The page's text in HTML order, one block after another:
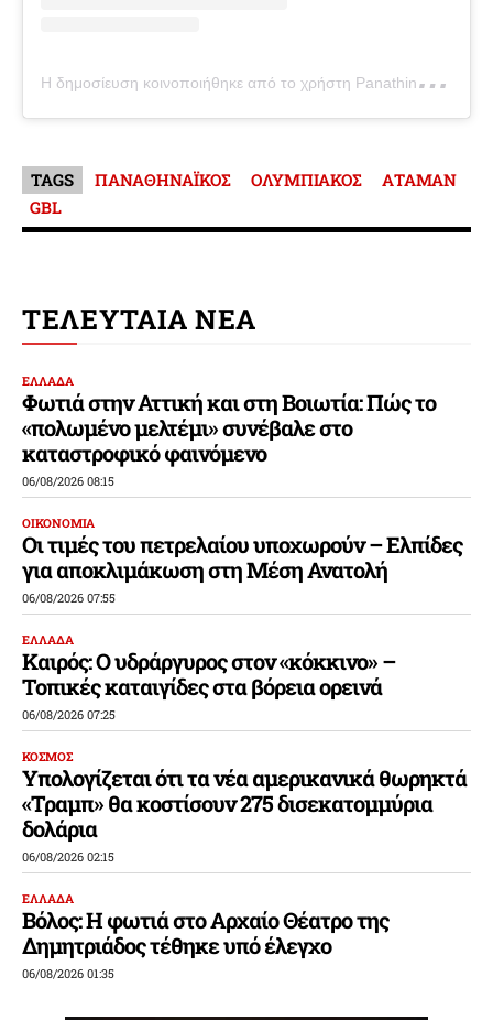
Η
δημοσίευση κοινοποιήθηκε από το χρήστη Panathinaikos BC (@paobcgr)
TAGS ΠΑΝΑΘΗΝΑΪΚΟΣ ΟΛΥΜΠΙΑΚΟΣ
ΑΤΑΜΑΝ
GBL
ΤΕΛΕΥΤΑΙΑ ΝΕΑ
ΕΛΛΑΔΑ
Φωτιά στην Αττική και στη Βοιωτία: Πώς το
«πολωμένο μελτέμι» συνέβαλε στο
καταστροφικό φαινόμενο
06/08/2026 08:15
ΟΙΚΟΝΟΜΙΑ
Οι τιμές του πετρελαίου υποχωρούν – Ελπίδες
για αποκλιμάκωση στη Μέση Ανατολή
06/08/2026 07:55
ΕΛΛΑΔΑ
Καιρός: Ο υδράργυρος στον «κόκκινο» –
Τοπικές καταιγίδες στα βόρεια ορεινά
06/08/2026 07:25
ΚΟΣΜΟΣ
Υπολογίζεται ότι τα νέα αμερικανικά θωρηκτά
«Τραμπ» θα κοστίσουν 275 δισεκατομμύρια
δολάρια
06/08/2026 02:15
ΕΛΛΑΔΑ
Βόλος: Η φωτιά στο Αρχαίο Θέατρο της
Δημητριάδος τέθηκε υπό έλεγχο
06/08/2026 01:35